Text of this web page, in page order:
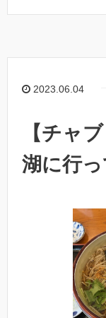
2023.06.04
【チャ
湖に行っ